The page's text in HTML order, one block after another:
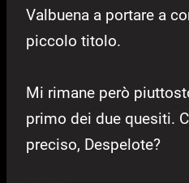
Valbuena a portare a
piccolo titolo.
Mi rimane però
primo dei due quesiti.
preciso, Despelote?